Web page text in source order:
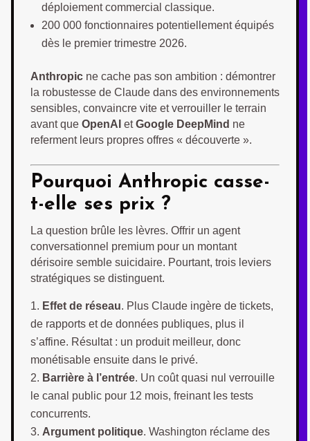
déploiement commercial classique.
200 000 fonctionnaires potentiellement équipés
dès le premier trimestre 2026.
Anthropic ne cache pas son ambition : démontrer
la robustesse de Claude dans des environnements
sensibles, convaincre vite et verrouiller le terrain
avant que OpenAI etGoogle DeepMind ne
referment leurs propres offres « découverte ».
Pourquoi Anthropic casse-
t-elle ses prix ?
La question brûle les lèvres. Offrir un agent
conversationnel premium pour un montant
dérisoire semble suicidaire. Pourtant, trois leviers
stratégiques se distinguent.
Effet de réseau. Plus Claude ingère de tickets,
de rapports et de données publiques, plus il
s’affine. Résultat : un produit meilleur, donc
monétisable ensuite dans le privé.
Barrière à l’entrée. Un coût quasi nul verrouille
le canal public pour 12 mois, freinant les tests
concurrents.
Argument politique. Washington réclame des